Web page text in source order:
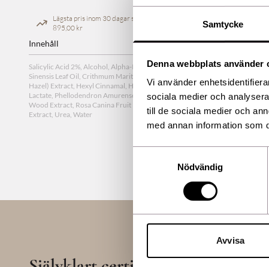
Samtycke
Denna webbplats använder
Vi använder
sociala medier och
till de sociala medier och
med annan information som
Nödvändig
Avvisa
Lägsta pris inom 30 dagar sedan ändring
895,00 kr
Innehåll
Salicylic Acid 2%, Alcohol, Alpha-Isomethyl Ionone, Artemisia Vulgaris
Sinensis Leaf Oil, Crithmum Maritimum Extract, Fragrance, Glycolic Acid,
Hazel) Extract, Hexyl Cinnamal, Hordeum Vulgare Seed Extract, Limonene,
Lactate, Phellodendron Amurense Bark Extract, Plantago Lanceolata Leaf
Wood Extract, Rosa Canina Fruit Extract, SD-Alcohol 40-B, Sodium
Extract, Urea, Water